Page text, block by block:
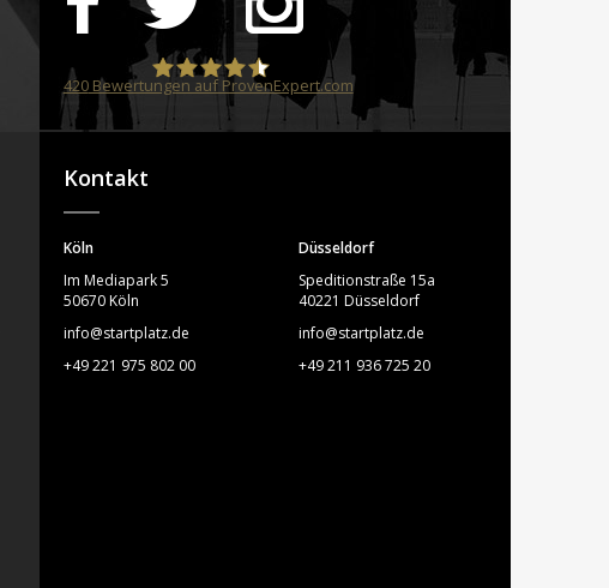
STARTPLATZ
420Bewertungen auf ProvenExpert.com
Kontakt
Köln
Im Mediapark 5
50670 Köln
info@startplatz.de
+49 221 975 802 00
Düsseldorf
Speditionstraße 15a
40221 Düsseldorf
info@startplatz.de
+49 211 936 725 20